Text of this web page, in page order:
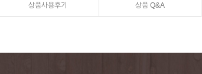
상품사용후기 상품 Q&A